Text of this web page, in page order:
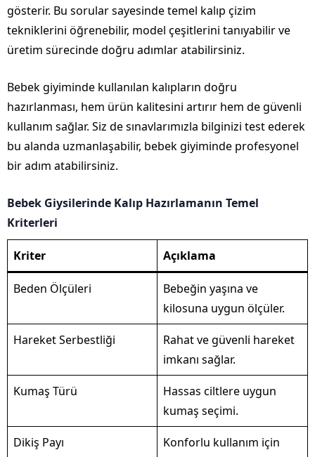
gösterir. Bu sorular sayesinde temel kalıp çizim
tekniklerini öğrenebilir, model çeşitlerini tanıyabilir ve
üretim sürecinde doğru adımlar atabilirsiniz.
Bebek giyiminde kullanılan kalıpların doğru
hazırlanması, hem ürün kalitesini artırır hem de güvenli
kullanım sağlar. Siz de sınavlarımızla bilginizi test ederek
bu alanda uzmanlaşabilir, bebek giyiminde profesyonel
bir adım atabilirsiniz.
Bebek Giysilerinde Kalıp Hazırlamanın Temel
Kriterleri
Kriter Açıklama
Beden Ölçüleri
Bebeğin yaşına ve
kilosuna uygun ölçüler.
Hareket Serbestliği
Rahat ve güvenli hareket
imkanı sağlar.
Kumaş Türü
Hassas ciltlere uygun
kumaş seçimi.
Dikiş Payı
Konforlu kullanım için